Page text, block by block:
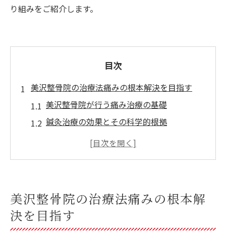
り組みをご紹介します。
目次
美沢整骨院の治療法痛みの根本解決を目指す
美沢整骨院が行う痛み治療の基礎
鍼灸治療の効果とその科学的根拠
最新の電気治療技術とは？
治療の持続効果を高めるためのアプローチ
北広島市で痛みを治療する美沢整骨院のアプロ
ーチ
美沢整骨院の治療法痛みの根本解
決を目指す